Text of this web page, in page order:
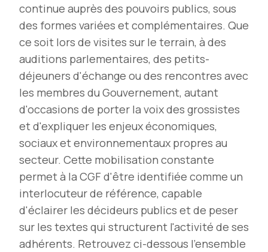
continue auprès des pouvoirs publics, sous
des formes variées et complémentaires. Que
ce soit lors de visites sur le terrain, à des
auditions parlementaires, des petits-
déjeuners d'échange ou des rencontres avec
les membres du Gouvernement, autant
d'occasions de porter la voix des grossistes
et d'expliquer les enjeux économiques,
sociaux et environnementaux propres au
secteur. Cette mobilisation constante
permet à la CGF d'être identifiée comme un
interlocuteur de référence, capable
d'éclairer les décideurs publics et de peser
sur les textes qui structurent l'activité de ses
adhérents. Retrouvez ci-dessous l'ensemble